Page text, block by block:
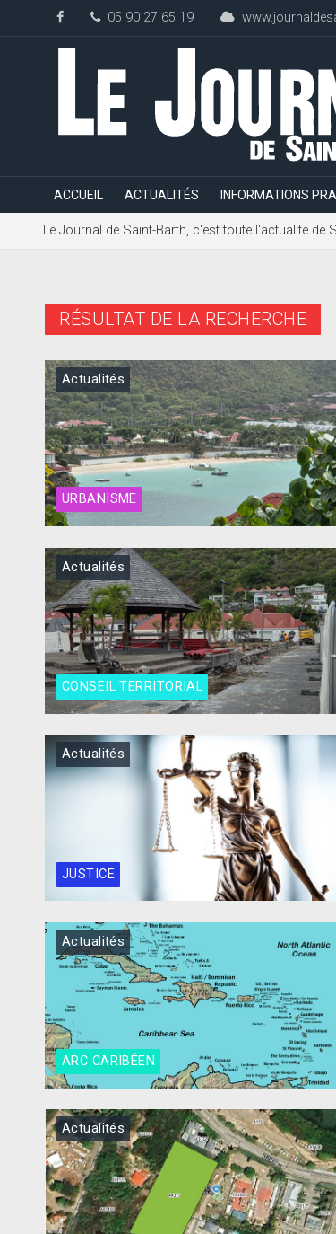
05 90 27 65 19
ACCUEIL ACTUALITÉS INFORMATIONS
Le Journal de Saint-Barth, c'est toute l'actualité de
RÉSULTAT DE LA RECHERCHE
URBANISME
Actualités
CONSEIL TERRITORIAL
Actualités
JUSTICE
Actualités
ARC CARIBÉEN
Actualités
Actualités